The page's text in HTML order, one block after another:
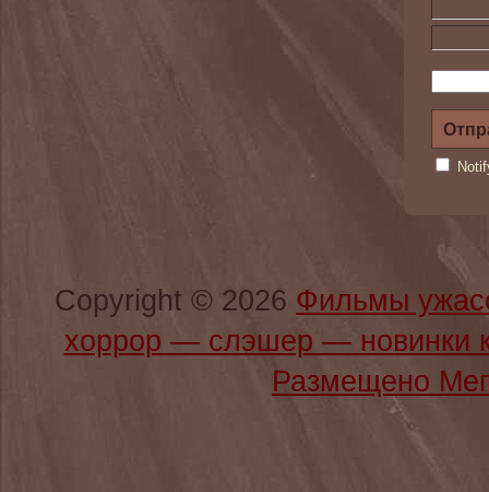
Copyright © 2026 Фильмы
хоррор — слэшер —
Размещено